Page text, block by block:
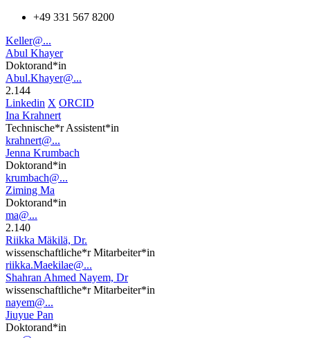
+49 331 567 8200
Keller@...
Abul Khayer
Doktorand*in
Abul.Khayer@...
2.144
Linkedin X ORCID
Ina Krahnert
Technische*r Assistent*in
krahnert@...
Jenna Krumbach
Doktorand*in
krumbach@...
Ziming Ma
Doktorand*in
ma@...
2.140
Riikka Mäkilä, Dr.
wissenschaftliche*r Mitarbeiter*in
riikka.Maekilae@...
Shahran Ahmed Nayem, Dr
wissenschaftliche*r Mitarbeiter*in
nayem@...
Jiuyue Pan
Doktorand*in